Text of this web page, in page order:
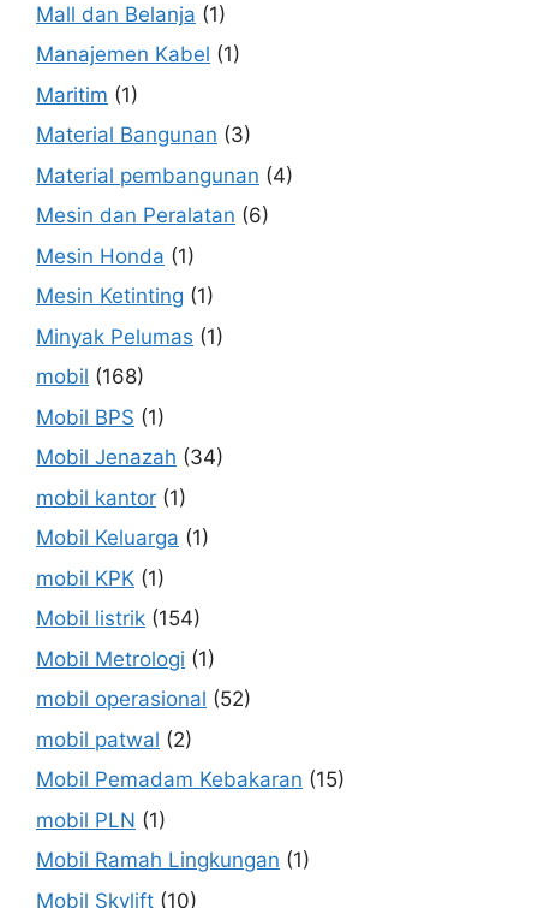
Mall dan Belanja (1)
Manajemen Kabel (1)
Maritim (1)
Material Bangunan (3)
Material pembangunan (4)
Mesin dan Peralatan (6)
Mesin Honda (1)
Mesin Ketinting (1)
Minyak Pelumas (1)
mobil (168)
Mobil BPS (1)
Mobil Jenazah (34)
mobil kantor (1)
Mobil Keluarga (1)
mobil KPK (1)
Mobil listrik (154)
Mobil Metrologi (1)
mobil operasional (52)
mobil patwal (2)
Mobil Pemadam Kebakaran (15)
mobil PLN (1)
Mobil Ramah Lingkungan (1)
Mobil Skylift (10)